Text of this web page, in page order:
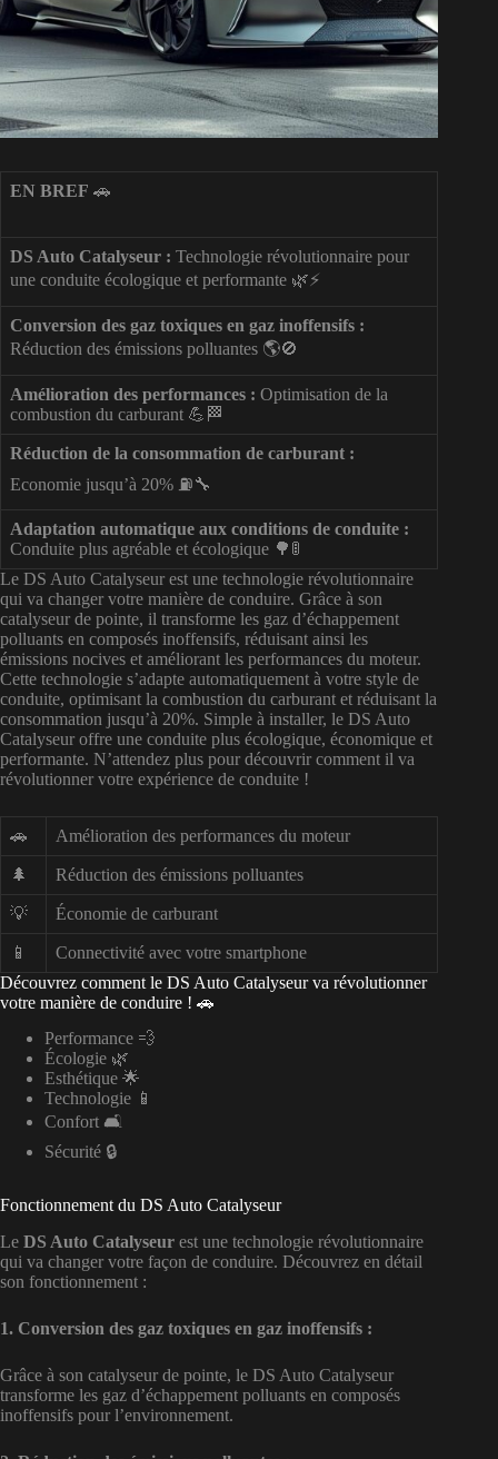
EN BREF 🚗
DS Auto Catalyseur : Technologie révolutionnaire pour
une conduite écologique et performante 🌿⚡️
Conversion des gaz toxiques en gaz inoffensifs :
Réduction des émissions polluantes 🌎🚫
Amélioration des performances : Optimisation de la
combustion du carburant 💪🏁
Réduction de la consommation de carburant :
Economie jusqu’à 20% ⛽🔧
Adaptation automatique aux conditions de conduite :
Conduite plus agréable et écologique 🌳🚦
Le DS Auto Catalyseur est une technologie révolutionnaire
qui va changer votre manière de conduire. Grâce à son
catalyseur de pointe, il transforme les gaz d’échappement
polluants en composés inoffensifs, réduisant ainsi les
émissions nocives et améliorant les performances du moteur.
Cette technologie s’adapte automatiquement à votre style de
conduite, optimisant la combustion du carburant et réduisant la
consommation jusqu’à 20%. Simple à installer, le DS Auto
Catalyseur offre une conduite plus écologique, économique et
performante. N’attendez plus pour découvrir comment il va
révolutionner votre expérience de conduite !
🚗 Amélioration des performances du moteur
🌲 Réduction des émissions polluantes
💡 Économie de carburant
📱
Connectivité avec votre smartphone
Découvrez comment le DS Auto Catalyseur va révolutionner
votre manière de conduire ! 🚗
Performance 💨
Écologie 🌿
Esthétique 🌟
Technologie 📱
Confort 🛋️
Sécurité 🔒
Fonctionnement du DS Auto Catalyseur
Le DS Auto Catalyseur est une technologie révolutionnaire
qui va changer votre façon de conduire. Découvrez en détail
son fonctionnement :
1. Conversion des gaz toxiques en gaz inoffensifs :
Grâce à son catalyseur de pointe, le DS Auto Catalyseur
transforme les gaz d’échappement polluants en composés
inoffensifs pour l’environnement.